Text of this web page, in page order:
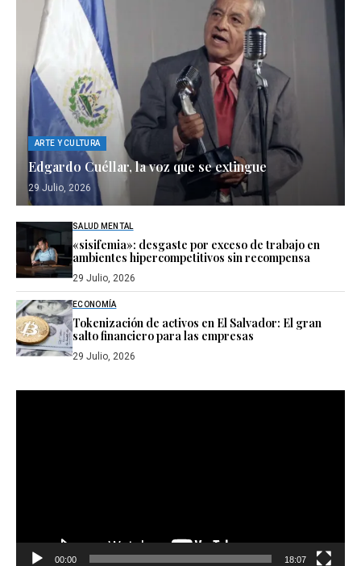
ARTE Y CULTURA
Edgardo Cuéllar, la voz que se extingue
29 Julio, 2026
SALUD MENTAL
«sisifemia»: desgaste por exceso de trabajo en
ambientes hipercompetitivos sin recompensa
29 Julio, 2026
ECONOMÍA
Tokenización de activos en El Salvador: El gran
salto financiero para las empresas
29 Julio, 2026
00:00 18:07